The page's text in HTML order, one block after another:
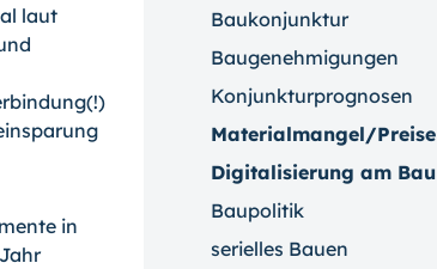
laut
in
Baukonjunktur
Baugenehmigungen
Konjunkturprognosen
Materialmangel/Preise
Digitalisierung am Bau
Baupolitik
serielles Bauen